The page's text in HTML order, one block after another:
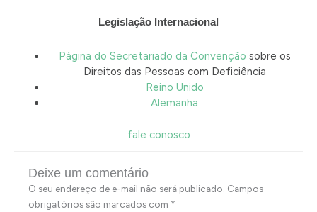
Legislação Internacional
Página do Secretariado da Convenção sobre os
Direitos das Pessoas com Deficiência
Reino Unido
Alemanha
fale conosco
Deixe um comentário
O seu endereço de e-mail não será publicado. Campos
obrigatórios são marcados com *